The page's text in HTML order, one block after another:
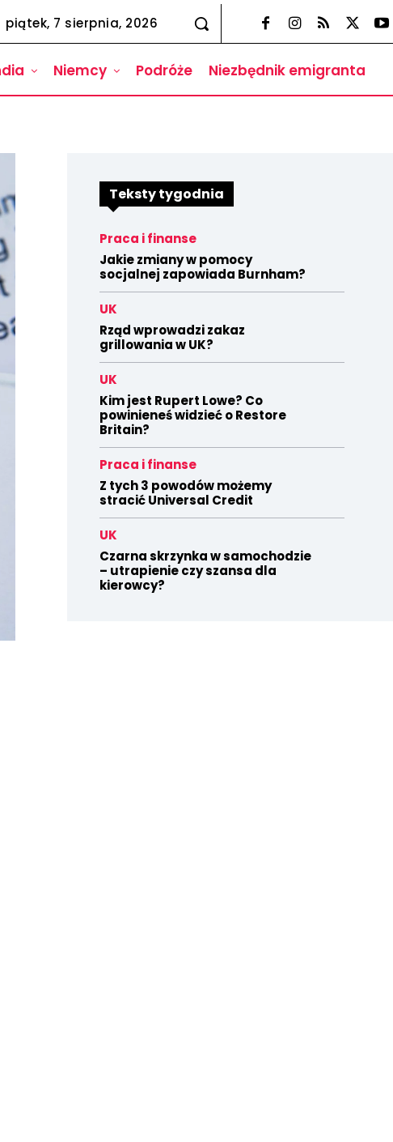
piątek, 7 sierpnia, 2026
Niemcy Podróże Niezbędnik emigranta
Teksty tygodnia
Praca i finanse
Jakie zmiany w pomocy
socjalnej zapowiada Burnham?
UK
Rząd wprowadzi zakaz
grillowania w UK?
UK
Kim jest Rupert Lowe? Co
powinieneś widzieć o Restore
Britain?
Praca i finanse
Z tych 3 powodów możemy
stracić Universal Credit
UK
Czarna skrzynka w samochodzie
– utrapienie czy szansa dla
kierowcy?